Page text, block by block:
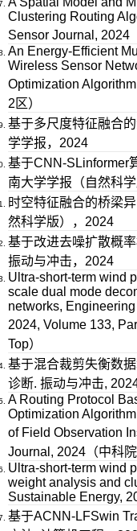
Clustering Routing
Sensor Journal, 2024
An Energy-Efficient
Wireless Sensor
Optimization
2区）
基于多尺度特征融合
学学报，2024
基于CNN-SLinformer
南大学学报（自然科
时空特征融合的桥梁
然科学版），2024
基于改进去噪扩散概
振动与冲击，2024
Ultra-short-term wind
scale dual mode
networks,
2024, Volume 133,
Top）
基于混合裁剪失衡数
诊断. 振动与冲击,
A Routing Protocol
Optimization
of Field Observation
Journal, 2024（中科院
Ultra-short-term wind
weight analysis and
Sustainable Energy,
基于ACNN-LFSwin